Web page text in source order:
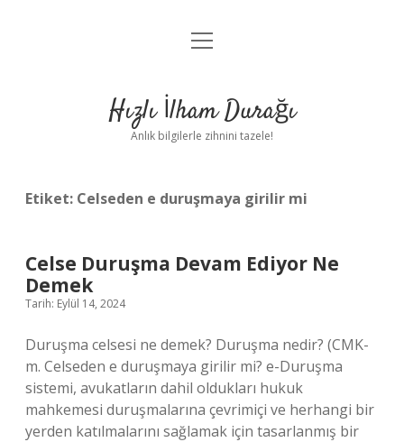
Anasayfa
Yasal Uyarı
menüyü
Hızlı İlham Durağı
Anlık bilgilerle zihnini tazele!
Etiket: Celseden e duruşmaya girilir mi
Celse Duruşma Devam Ediyor Ne
Demek
Tarih: Eylül 14, 2024
Duruşma celsesi ne demek? Duruşma nedir? (CMK-
m. Celseden e duruşmaya girilir mi? e-Duruşma
sistemi, avukatların dahil oldukları hukuk
mahkemesi duruşmalarına çevrimiçi ve herhangi bir
yerden katılmalarını sağlamak için tasarlanmış bir